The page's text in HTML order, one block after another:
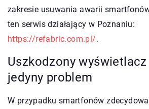
zakresie usuwania awarii
ten serwis działający w Poznaniu:
https://refabric.com.pl/.
Uszkodzony
jedyny problem
W przypadku smartfonów